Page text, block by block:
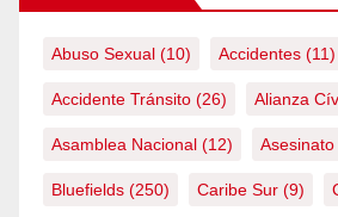
Abuso Sexual (10) Accidentes (11)
Accidente Tránsito (26) Alianza
Asamblea Nacional (12) Asesinato
Bluefields (250) Caribe Sur (9)